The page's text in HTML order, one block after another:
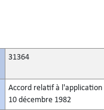
31364
Accord relatif à l'application
10 décembre 1982